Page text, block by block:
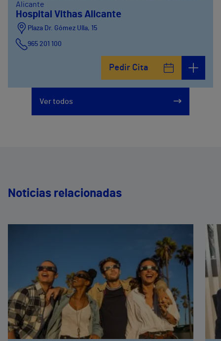
Alicante
Hospital Vithas Alicante
Plaza Dr. Gómez Ulla, 15
965 201 100
Pedir Cita
Ver todos
Noticias relacionadas